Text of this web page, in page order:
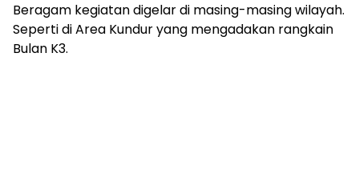
Beragam kegiatan digelar di masing-masing wilayah.
Seperti di Area Kundur yang mengadakan rangkain
Bulan K3.